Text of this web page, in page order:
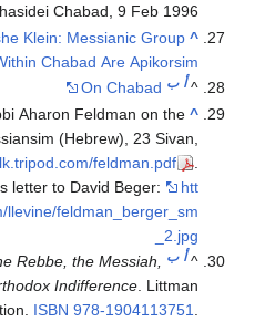
Chabad, 9 Feb 1996.
^
Klein: Messianic Group
Chabad Are Apikorsim
^أ ب On Chabad
^
Aharon Feldman on the
(Hebrew), 23 Sivan,
feldman.pdf
letter to David Beger:
htt
llevine/feldman_berger_sm
_2.jpg
^أ ب
Rebbe, the Messiah,
Indifference . Littman
ISBN 978-1904113751